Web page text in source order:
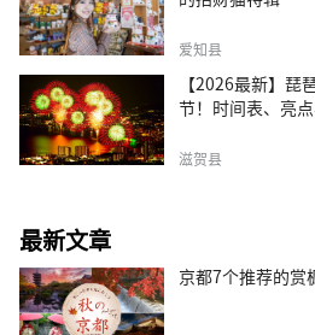
爱知县
【2026最新】琵
节！时间表、亮
滋贺县
最新文章
京都7个推荐的赏